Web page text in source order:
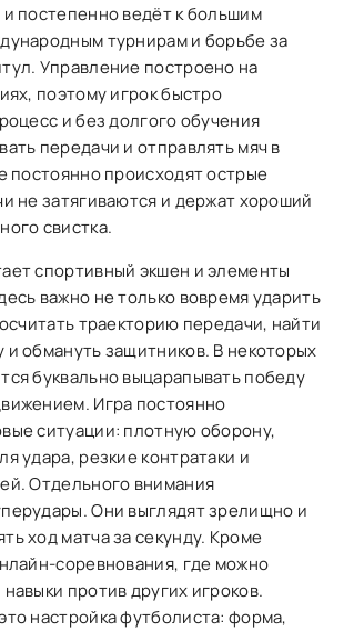
постепенно ведёт к большим
турнирам и борьбе за
Управление построено на
поэтому игрок быстро
и без долгого обучения
передачи и отправлять мяч в
постоянно происходят острые
не затягиваются и держат хороший
свистка.
спортивный экшен и элементы
важно не только вовремя ударить
траекторию передачи, найти
обмануть защитников. В некоторых
буквально выцарапывать победу
Игра постоянно
ситуации: плотную оборону,
удара, резкие контратаки и
Отдельного внимания
Они выглядят зрелищно и
ход матча за секунду. Кроме
соревнования, где можно
против других игроков.
настройка футболиста: форма,